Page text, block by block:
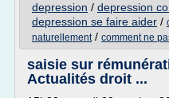
depression / depression
depression se faire aider /
naturellement/ comment ne
saisie sur
Actualités droit ...